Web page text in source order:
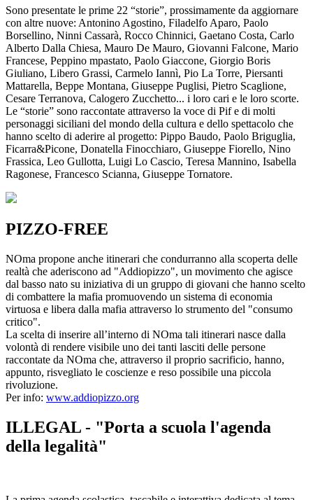
Sono presentate le prime 22 “storie”, prossimamente da aggiornare
con altre nuove: Antonino Agostino, Filadelfo Aparo, Paolo
Borsellino, Ninni Cassarà, Rocco Chinnici, Gaetano Costa, Carlo
Alberto Dalla Chiesa, Mauro De Mauro, Giovanni Falcone, Mario
Francese, Peppino mpastato, Paolo Giaccone, Giorgio Boris
Giuliano, Libero Grassi, Carmelo Iannì, Pio La Torre, Piersanti
Mattarella, Beppe Montana, Giuseppe Puglisi, Pietro Scaglione,
Cesare Terranova, Calogero Zucchetto... i loro cari e le loro scorte.
Le “storie” sono raccontate attraverso la voce di Pif e di molti
personaggi siciliani del mondo della cultura e dello spettacolo che
hanno scelto di aderire al progetto: Pippo Baudo, Paolo Briguglia,
Ficarra&Picone, Donatella Finocchiaro, Giuseppe Fiorello, Nino
Frassica, Leo Gullotta, Luigi Lo Cascio, Teresa Mannino, Isabella
Ragonese, Francesco Scianna, Giuseppe Tornatore.
PIZZO-FREE
NOma propone anche itinerari che condurranno alla scoperta delle
realtà che aderiscono ad "Addiopizzo", un movimento che agisce
dal basso nato su iniziativa di un gruppo di giovani che hanno scelto
di combattere la mafia promuovendo un sistema di economia
virtuosa e libera dalla mafia attraverso lo strumento del "consumo
critico".
La scelta di inserire all’interno di NOma tali itinerari nasce dalla
volontà di rendere visibile uno dei tanti lasciti delle persone
raccontate da NOma che, attraverso il proprio sacrificio, hanno,
appunto, risvegliato le coscienze e reso possibile una piccola
rivoluzione.
Per info: www.addiopizzo.org
ILLEGAL - "Porta a scuola l'agenda
della legalità"